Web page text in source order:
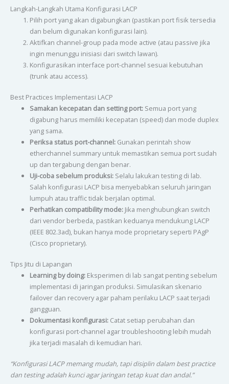
Langkah-Langkah Utama Konfigurasi LACP
Pilih port yang akan digabungkan (pastikan port fisik tersedia
dan belum digunakan konfigurasi lain).
Aktifkan channel-group pada mode active (atau passive jika
ingin menunggu inisiasi dari switch lawan).
Konfigurasikan interface port-channel sesuai kebutuhan
(trunk atau access).
Best Practices Implementasi LACP
Samakan kecepatan dan setting port:Semua port yang
digabung harus memiliki kecepatan (speed) dan mode duplex
yang sama.
Periksa status port-channel:Gunakan perintah show
etherchannel summary untuk memastikan semua port sudah
up dan tergabung dengan benar.
Uji-coba sebelum produksi:Selalu lakukan testing di lab.
Salah konfigurasi LACP bisa menyebabkan seluruh jaringan
lumpuh atau traffic tidak berjalan optimal.
Perhatikan compatibility mode:Jika menghubungkan switch
dari vendor berbeda, pastikan keduanya mendukung LACP
(IEEE 802.3ad), bukan hanya mode proprietary seperti PAgP
(Cisco proprietary).
Tips Jitu di Lapangan
Learning by doing:Eksperimen di lab sangat penting sebelum
implementasi di jaringan produksi. Simulasikan skenario
failover dan recovery agar paham perilaku LACP saat terjadi
gangguan.
Dokumentasi konfigurasi:Catat setiap perubahan dan
konfigurasi port-channel agar troubleshooting lebih mudah
jika terjadi masalah di kemudian hari.
“Konfigurasi LACP memang mudah, tapi disiplin dalam best practice
dan testing adalah kunci agar jaringan tetap kuat dan andal.”